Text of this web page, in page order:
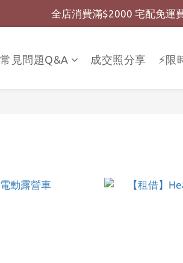
全店消費滿$999 超商免運費
全店消費滿$2000 宅配免運
常見問題Q&A 成交照分享 ⚡限